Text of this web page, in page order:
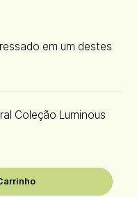
em um destes
Coleção Luminous